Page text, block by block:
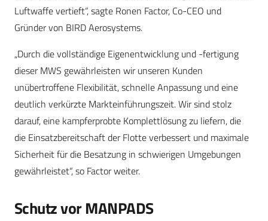
Luftwaffe vertieft“, sagte Ronen Factor, Co-CEO und
Gründer von BIRD Aerosystems.
„Durch die vollständige Eigenentwicklung und -fertigung
dieser MWS gewährleisten wir unseren Kunden
unübertroffene Flexibilität, schnelle Anpassung und eine
deutlich verkürzte Markteinführungszeit. Wir sind stolz
darauf, eine kampferprobte Komplettlösung zu liefern, die
die Einsatzbereitschaft der Flotte verbessert und maximale
Sicherheit für die Besatzung in schwierigen Umgebungen
gewährleistet“, so Factor weiter.
Schutz vor MANPADS